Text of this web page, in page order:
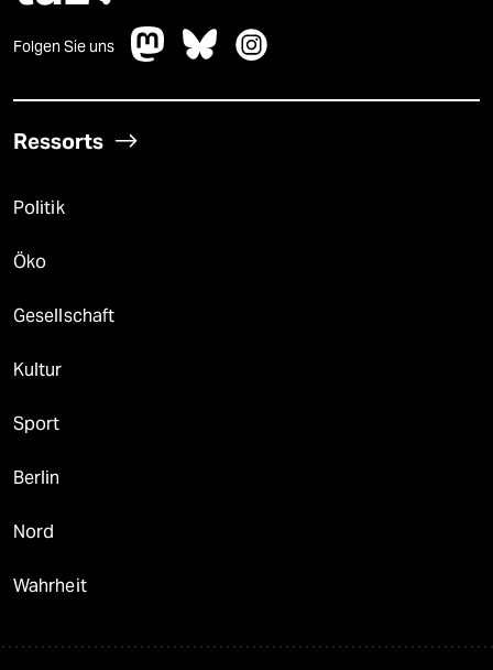
Folgen Sie uns
Ressorts
Politik
Öko
Gesellschaft
Kultur
Sport
Berlin
Nord
Wahrheit